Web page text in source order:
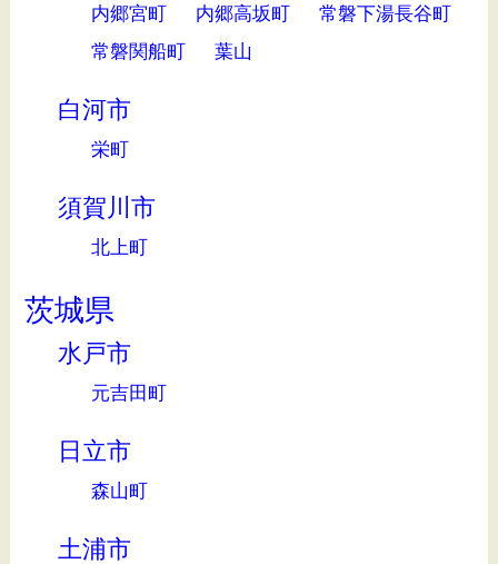
内郷宮町 内郷高坂町
常磐下湯長谷町
常磐関船町
葉山
白河市
栄町
須賀川市
北上町
茨城県
水戸市
元吉田町
日立市
森山町
土浦市